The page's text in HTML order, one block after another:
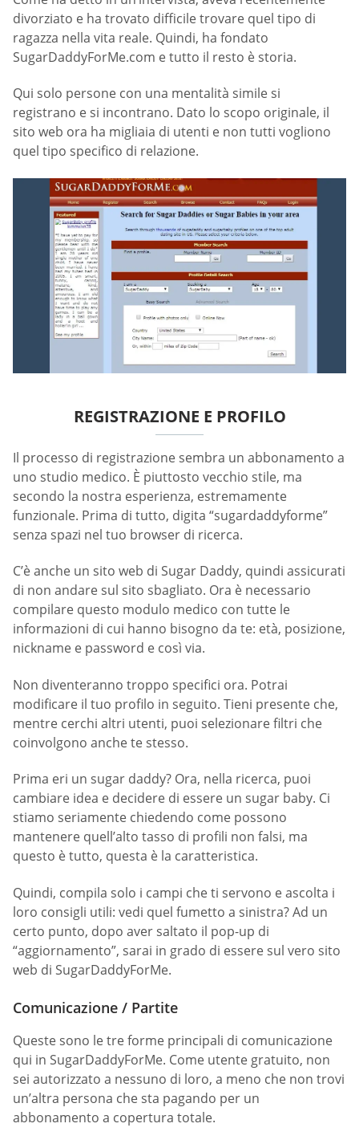
divorziato e ha trovato difficile trovare quel tipo di
ragazza nella vita reale. Quindi, ha fondato
SugarDaddyForMe.com e tutto il resto è storia.
Qui solo persone con una mentalità simile si
registrano e si incontrano. Dato lo scopo originale, il
sito web ora ha migliaia di utenti e non tutti vogliono
quel tipo specifico di relazione.
REGISTRAZIONE E PROFILO
Il processo di registrazione sembra un abbonamento a
uno studio medico. È piuttosto vecchio stile, ma
secondo la nostra esperienza, estremamente
funzionale. Prima di tutto, digita “sugardaddyforme”
senza spazi nel tuo browser di ricerca.
C’è anche un sito web di Sugar Daddy, quindi assicurati
di non andare sul sito sbagliato. Ora è necessario
compilare questo modulo medico con tutte le
informazioni di cui hanno bisogno da te: età, posizione,
nickname e password e così via.
Non diventeranno troppo specifici ora. Potrai
modificare il tuo profilo in seguito. Tieni presente che,
mentre cerchi altri utenti, puoi selezionare filtri che
coinvolgono anche te stesso.
Prima eri un sugar daddy? Ora, nella ricerca, puoi
cambiare idea e decidere di essere un sugar baby. Ci
stiamo seriamente chiedendo come possono
mantenere quell’alto tasso di profili non falsi, ma
questo è tutto, questa è la caratteristica.
Quindi, compila solo i campi che ti servono e ascolta i
loro consigli utili: vedi quel fumetto a sinistra? Ad un
certo punto, dopo aver saltato il pop-up di
“aggiornamento”, sarai in grado di essere sul vero sito
web di SugarDaddyForMe.
Comunicazione / Partite
Queste sono le tre forme principali di comunicazione
qui in SugarDaddyForMe. Come utente gratuito, non
sei autorizzato a nessuno di loro, a meno che non trovi
un’altra persona che sta pagando per un
abbonamento a copertura totale.